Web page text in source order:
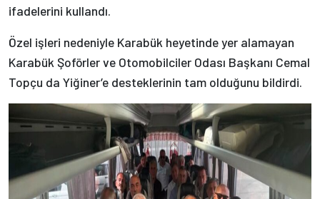
ifadelerini kullandı.
Özel işleri nedeniyle Karabük heyetinde yer alamayan
Karabük Şoförler ve Otomobilciler Odası Başkanı Cemal
Topçu da Yiğiner’e desteklerinin tam olduğunu bildirdi.